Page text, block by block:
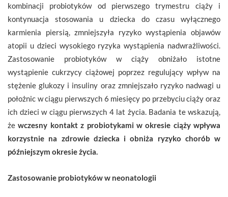
kombinacji probiotyków od pierwszego trymestru ciąży i
kontynuacja stosowania u dziecka do czasu wyłącznego
karmienia piersią, zmniejszyła ryzyko wystąpienia objawów
atopii u dzieci wysokiego ryzyka wystąpienia nadwrażliwości.
Zastosowanie probiotyków w ciąży obniżało istotne
wystąpienie cukrzycy ciążowej poprzez regulujący wpływ na
stężenie glukozy i insuliny oraz zmniejszało ryzyko nadwagi u
położnic w ciągu pierwszych 6 miesięcy po przebyciu ciąży oraz
ich dzieci w ciągu pierwszych 4 lat życia. Badania te wskazują,
żewczesny kontakt z probiotykami w okresie ciąży wpływa
korzystnie na zdrowie dziecka i obniża ryzyko chorób w
późniejszym okresie życia.
Zastosowanie probiotyków w neonatologii